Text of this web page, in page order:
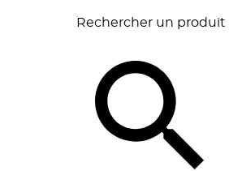
Rechercher un produit
BAGAGERIE BUREAU